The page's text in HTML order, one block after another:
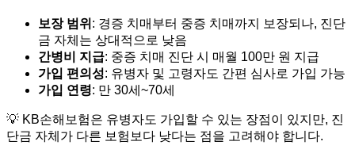
보장 범위 : 경증 치매부터 중증 치매까지 보장되나, 진단
금 자체는 상대적으로 낮음
간병비 지급: 중증 치매 진단 시 매월 100만 원 지급
가입 편의성: 유병자 및 고령자도 간편 심사로 가입 가능
가입 연령: 만 30세~70세
💡 KB손해보험은 유병자도 가입할 수 있는 장점이 있지만, 진
단금 자체가 다른 보험보다 낮다는 점을 고려해야 합니다.